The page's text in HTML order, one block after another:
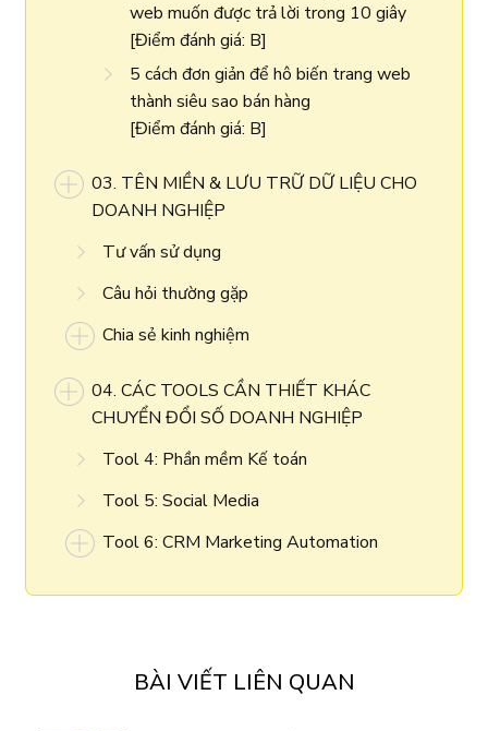
web muốn được trả lời trong 10 giây
[Điểm đánh giá: B]
5 cách đơn giản để hô biến trang web
thành siêu sao bán hàng
[Điểm đánh giá: B]
03. TÊN MIỀN & LƯU TRỮ DỮ LIỆU CHO
DOANH NGHIỆP
Tư vấn sử dụng
Câu hỏi thường gặp
Chia sẻ kinh nghiệm
04. CÁC TOOLS CẦN THIẾT KHÁC
CHUYỂN ĐỔI SỐ DOANH NGHIỆP
Tool 4: Phần mềm Kế toán
Tool 5: Social Media
Tool 6: CRM Marketing Automation
BÀI VIẾT LIÊN QUAN